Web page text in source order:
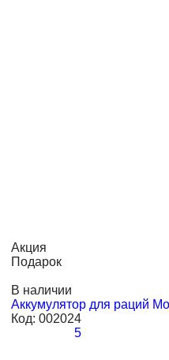
Акция
Подарок
В наличии
Аккумулятор для раций
Код: 002024
5